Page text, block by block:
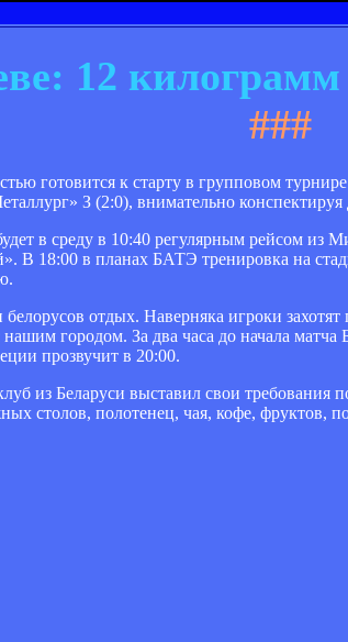
12 килограмм
###
готовится к старту в групповом
З (2:0), внимательно конспектируя
в среду в 10:40 регулярным рейсом из
В 18:00 в планах БАТЭ тренировка на
отдых. Наверняка игроки
нашим городом. За два часа до начала
прозвучит в 20:00.
из Беларуси выставил свои
столов, полотенец, чая, кофе, фруктов,